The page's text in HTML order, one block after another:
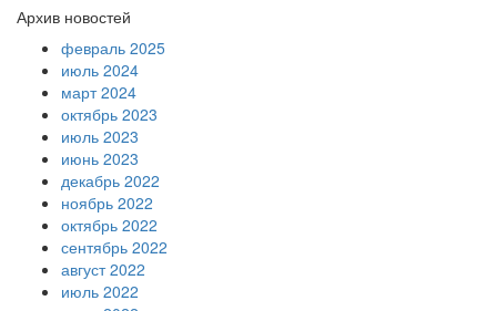
Архив новостей
февраль 2025
июль 2024
март 2024
октябрь 2023
июль 2023
июнь 2023
декабрь 2022
ноябрь 2022
октябрь 2022
сентябрь 2022
август 2022
июль 2022